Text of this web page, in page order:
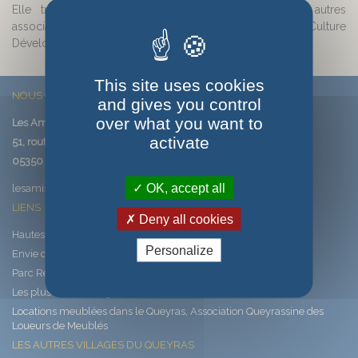
Elle travaille également en collaboration avec les autres
associations du village, Festi'Saint-Véran, et Saint Véran Culture
Développement.
NOUS CONTACTER
Les Amis de Saint-Véran
51, route de Saint-Véran
05350 SAINT-VERAN
lesamisdesaintveran@saintveran.com
LIENS
Hautes-Alpes, les Alpes latines
Envie de Queyras
Parc Régional du Queyras
Les plus beaux villages de France
Locations meublées dans le Queyras, Association Queyrassine des
Loueurs de Meublés
LES AUTRES VILLAGES DU QUEYRAS
This site uses cookies
and gives you control
over what you want to
activate
OK, accept all
Deny all cookies
Personalize